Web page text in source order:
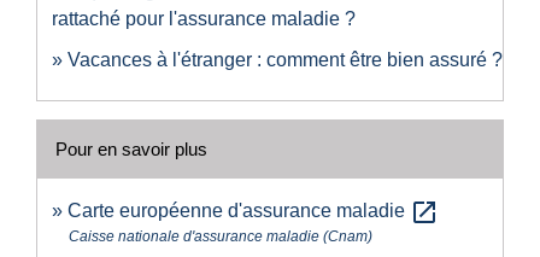
rattaché pour l'assurance maladie ?
Vacances à l'étranger : comment être bien assuré ?
Pour en savoir plus
Carte européenne d'assurance maladie open_in_new
Caisse nationale d'assurance maladie (Cnam)